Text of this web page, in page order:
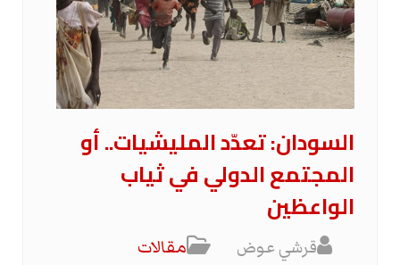
السودان: تعدّد المليشيات.. أو
المجتمع الدولي في ثياب
الواعظين
قرشي عوض
مقالات